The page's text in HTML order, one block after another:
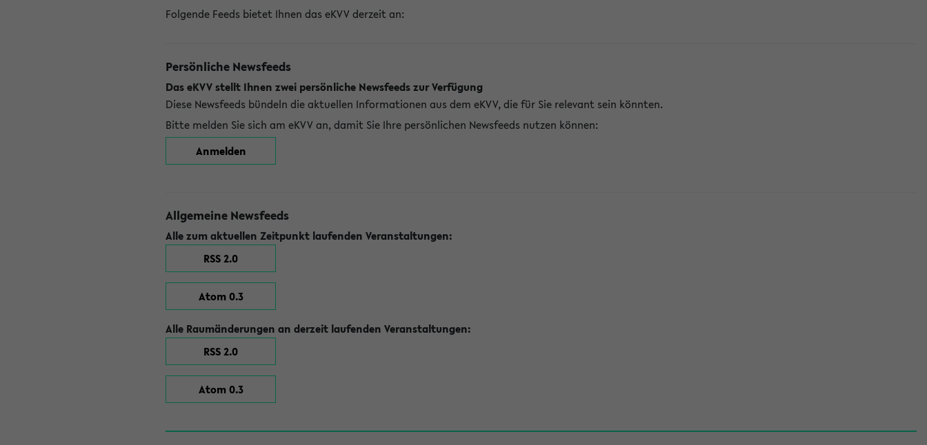
Folgende Feeds bietet Ihnen das eKVV derzeit an:
Persönliche Newsfeeds
Das eKVV stellt Ihnen zwei persönliche Newsfeeds zur Verfügung
Diese Newsfeeds bündeln die aktuellen Informationen aus dem eKVV, die für Sie relevant sein könnten.
Bitte melden Sie sich am eKVV an, damit Sie Ihre persönlichen Newsfeeds nutzen können:
Anmelden
Allgemeine Newsfeeds
Alle zum aktuellen Zeitpunkt laufenden Veranstaltungen:
RSS 2.0
Atom 0.3
Alle Raumänderungen an derzeit laufenden Veranstaltungen:
RSS 2.0
Atom 0.3